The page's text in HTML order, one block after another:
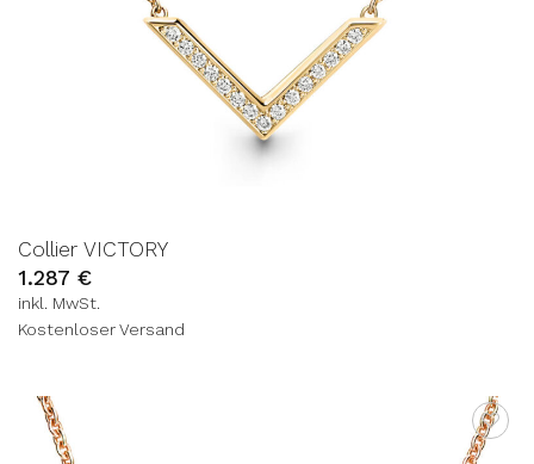
Collier VICTORY
1.287 €
inkl. MwSt.
Kostenloser Versand